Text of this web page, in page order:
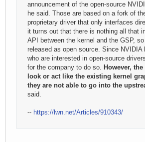
announcement of the open-source
he said. Those are based on a fork of
proprietary driver that only interfaces
it turns out that there is nothing all that
API between the kernel and the GSP,
released as open source. Since NVIDIA
who are interested in open-source
for the company to do so. However,
look or act like the existing kernel
they are not able to go into the
said.
-- https://lwn.net/Articles/910343/